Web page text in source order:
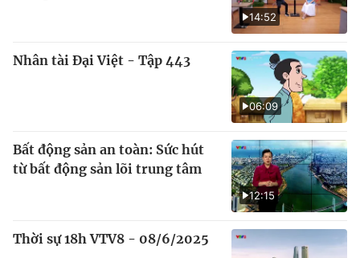
14:52
06:09
Nhân tài Đại Việt - Tập 443
12:15
Bất động sản an toàn: Sức hút
từ bất động sản lõi trung tâm
Thời sự 18h VTV8 - 08/6/2025